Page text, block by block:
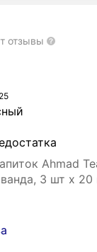
отзывы
Ahmad
3 шт х 20